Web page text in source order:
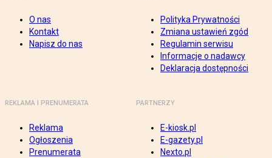
O nas
Kontakt
Napisz do nas
Polityka Prywatności
Zmiana ustawień zgód
Regulamin serwisu
Informacje o nadawcy
Deklaracja dostępności
REKLAMA I PRENUMERATA
Reklama
Ogłoszenia
Prenumerata
PARTNERZY
E-kiosk.pl
E-gazety.pl
Nexto.pl